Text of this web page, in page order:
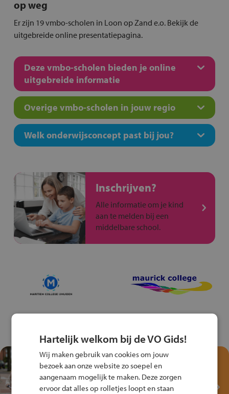
op weg
Er zijn 19 vmbo-scholen in Loon op Zand e.o. Bekijk de
uitgebreide online presentatiepagina.
Deze vmbo-scholen bieden je online
uitgebreide informatie
Overige vmbo-scholen in jouw regio
Welk onderwijsconcept past bij jou?
Inschrijven?
Alle informatie om je kind
aan te melden bij een
middelbare school.
Test je kennis met het
Fiets Veilig
Verkeersspel!
Hartelijk welkom bij de VO Gids!
Wij maken gebruik van cookies om jouw
bezoek aan onze website zo soepel en
aangenaam mogelijk te maken. Deze zorgen
ervoor dat alles op rolletjes loopt en staan